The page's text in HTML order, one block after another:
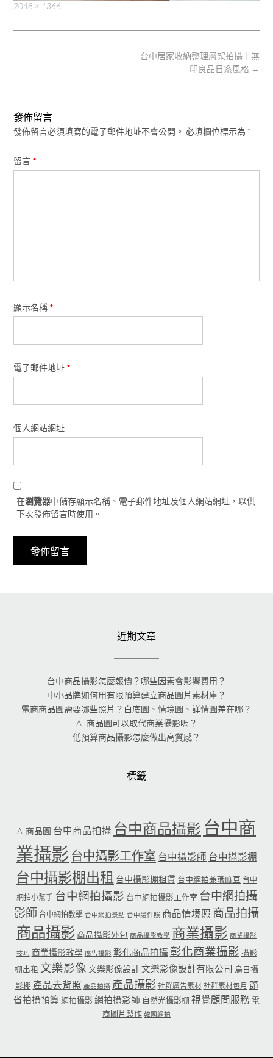
Full
2048 × 1366
台中居家收納整理層架拍攝｜無
印良品日系風格 →
發佈留言
發佈留言必須填寫的電子郵件地址不會公開。 必填欄位標示為 *
留言 *
顯示名稱 *
電子郵件地址 *
個人網站網址
在瀏覽器中儲存顯示名稱、電子郵件地址及個人網站網址，以供
下次發佈留言時使用。
近期文章
台中商品攝影怎麼報價？哪些因素會影響費用？
中小品牌如何用有限預算建立商品圖片素材庫？
電商商品圖需要哪些照片？白底圖、情境圖、詳情圖差在哪？
AI 商品圖可以取代商業攝影嗎？
低預算商品攝影怎麼做出高質感？
標籤
AI商品圖 台中商品拍攝 台中商品攝影 台中商
業攝影 台中攝影工作室 台中攝影師 台中攝影棚
台中攝影棚出租 台中攝影棚租賃 台中網拍兼職麻豆 台中
網拍小幫手 台中網拍攝影 台中網拍攝影工作室 台中網拍攝
影師 台中網拍教學 台中網拍景點 台中證件照 商品情境照 商品拍攝
商品攝影商品攝影外包 商品攝影教學 商業攝影 商業攝影
技巧 商業攝影教學 廣告攝影 彰化商品拍攝 彰化商業攝影 攝影
棚出租 文樂影像 文樂影像設計文樂影像設計有限公司 烏日攝
影棚 產品去背照 產品拍攝 產品攝影 社群廣告素材 社群素材包月 節
省拍攝預算 網拍攝影 網拍攝影師 自然光攝影棚 視覺顧問服務 電
商圖片製作 韓國網拍